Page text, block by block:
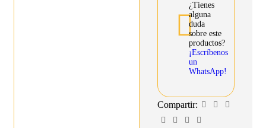
¿Tienes
alguna
duda
sobre este
productos?
¡Escríbenos
un
WhatsApp!
Compartir: